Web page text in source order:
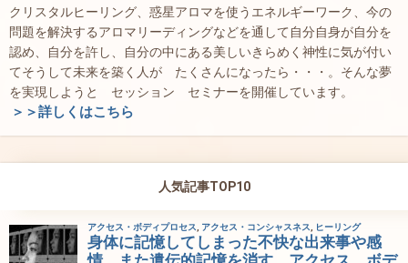
クリスタルヒーリング、惑星アロマを使うエネルギーワーク、今の
問題を解決するアロマリーディングなどを通して自分自身が自分を
認め、自分を許し、自分の中にある美しいきらめく神性に気が付い
てそうして未来を築く人が たくさんになったら・・・。そんな夢
を実現しようと セッション セミナーを開催しています。
＞＞詳しくはこちら
人気記事TOP10